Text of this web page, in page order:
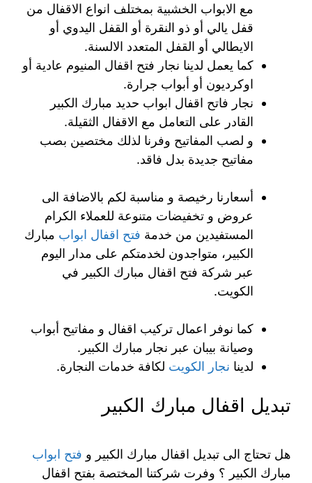
مع الابواب الخشبية بمختلف انواع الاقفال من
قفل يالي أو ذو النقرة أو القفل اليدوي أو
الايطالي أو القفل المتعدد الالسنة.
كما يعمل لدينا نجار فتح اقفال المنيوم عادية أو
اوكرديون أو أبواب جرارة.
نجار فاتح اقفال ابواب حديد مبارك الكبير
القادر على التعامل مع الاقفال الثقيلة.
و لصب المفاتيح وفرنا لذلك مختصين بصب
مفاتيح جديدة بدل فاقد.
أسعارنا رخيصة و مناسبة لكم بالاضافة الى
عروض و تخفيضات متنوعة للعملاء الكرام
المستفيدين من خدمة فتح اقفال ابواب مبارك
الكبير، متواجدون لخدمتكم على مدار اليوم
عبر شركة فتح اقفال مبارك الكبير في
الكويت.
كما نوفر اعمال تركيب اقفال و مفاتيح أبواب
وصيانة بيبان عبر نجار مبارك الكبير.
لدينا نجار الكويت لكافة خدمات النجارة.
تبديل اقفال مبارك الكبير
هل تحتاج الى تبديل اقفال مبارك الكبير و فتح ابواب
مبارك الكبير ؟ وفرت شركتنا المختصة بفتح اقفال